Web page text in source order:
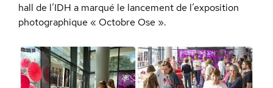
hall de l’IDH a marqué le lancement de l’exposition
photographique « Octobre Ose ».